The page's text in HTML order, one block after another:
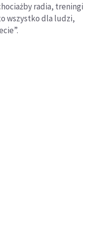
radia, treningi
wszystko dla ludzi,